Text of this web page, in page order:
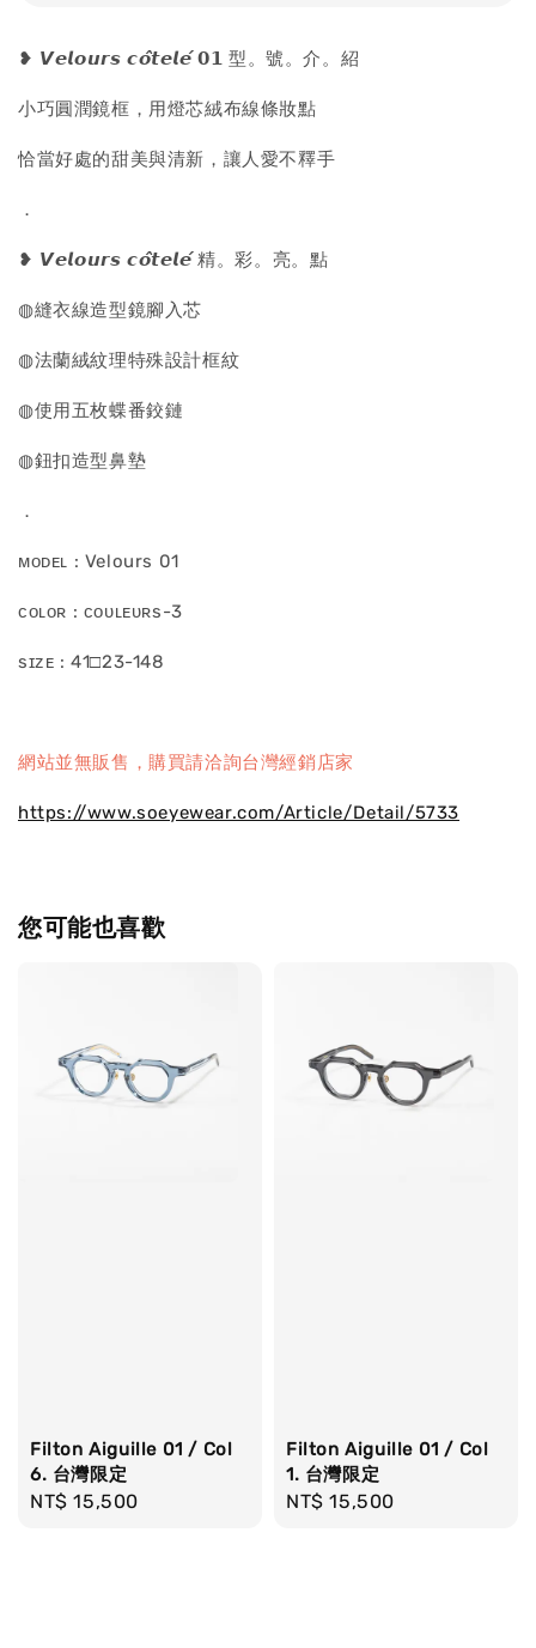
❥ 𝙑𝙚𝙡𝙤𝙪𝙧𝙨 𝙘𝙤̂𝙩𝙚𝙡𝙚́ 𝟬𝟭 型。號。介。紹
小巧圓潤鏡框，用燈芯絨布線條妝點
恰當好處的甜美與清新，讓人愛不釋手
．
❥ 𝙑𝙚𝙡𝙤𝙪𝙧𝙨 𝙘𝙤̂𝙩𝙚𝙡𝙚́ 精。彩。亮。點
◍縫衣線造型鏡腳入芯
◍法蘭絨紋理特殊設計框紋
◍使用五枚蝶番鉸鏈
◍鈕扣造型鼻墊
．
ᴍᴏᴅᴇʟ : Velours 01
ᴄᴏʟᴏʀ : ᴄᴏᴜʟᴇᴜʀs-3
sɪᴢᴇ : 41□23-148
網站並無販售，購買請洽詢台灣經銷店家
https://www.soeyewear.com/Article/Detail/5733
您可能也喜歡
Filton Aiguille 01 / Col
6. 台灣限定
Regular
NT$ 15,500
Filton Aiguille 01 / Col
1. 台灣限定
Regular
NT$ 15,500